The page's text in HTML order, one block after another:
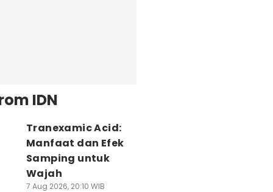
IDN
Tranexamic Acid:
Manfaat dan Efek
Samping untuk
Wajah
7 Aug 2026, 20:10 WIB